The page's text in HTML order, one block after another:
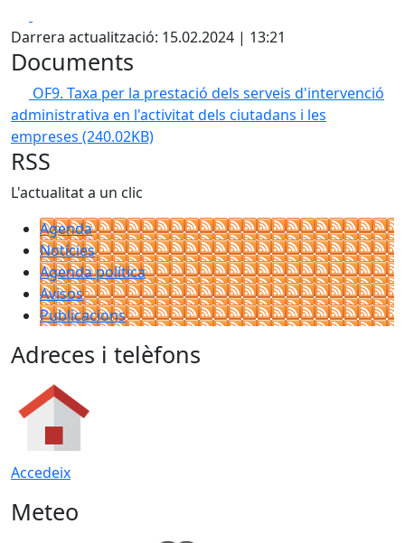
Darrera actualització: 15.02.2024 | 13:21
Documents
OF9. Taxa per la prestació dels serveis d'intervenció
administrativa en l'activitat dels ciutadans i les
empreses (240.02KB)
RSS
L'actualitat a un clic
Agenda
Notícies
Agenda política
Avisos
Publicacions
Adreces i telèfons
Accedeix
Meteo